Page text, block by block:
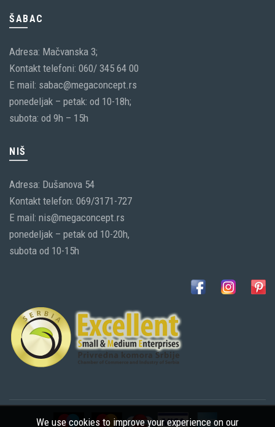
ŠABAC
Adresa: Mačvanska 3;
Kontakt telefoni: 060/ 345 64 00
E mail: sabac@megaconcept.rs
ponedeljak – petak: od 10-18h;
subota: od 9h – 15h
NIŠ
Adresa: Dušanova 54
Kontakt telefon: 069/3171-727
E mail: nis@megaconcept.rs
ponedeljak – petak od 10-20h,
subota od 10-15h
We use cookies to improve your experience on our